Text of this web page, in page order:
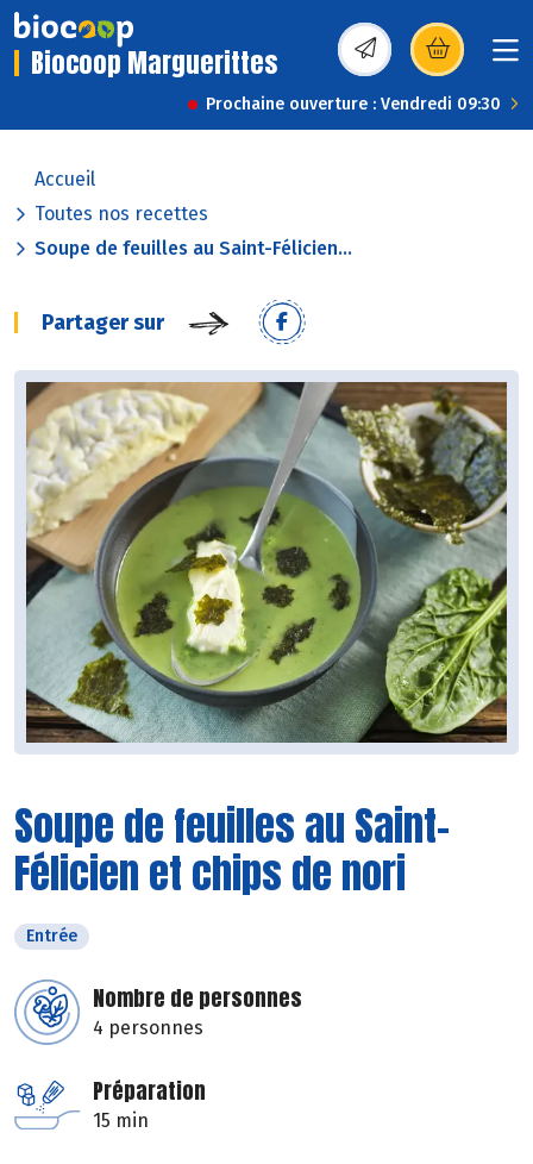
Biocoop Marguerittes (s’ouvre dans une
Prochaine ouverture : Vendredi 09:30
Accueil
Toutes nos recettes
Soupe de feuilles au Saint-Félicien...
Partager sur
Soupe de feuilles au Saint-
Félicien et chips de nori
Entrée
Nombre de personnes
4 personnes
Préparation
15 min